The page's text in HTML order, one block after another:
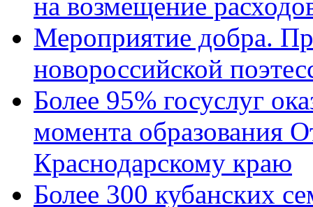
Мероприятие добра.
новороссийской
Более 95% госуслуг
момента образования
Краснодарскому краю
Более 300 кубанских